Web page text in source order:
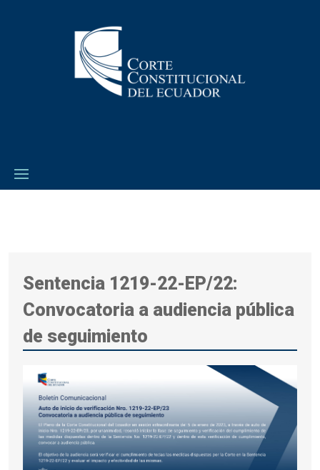
Sentencia 1219-22-EP/22:
Convocatoria a audiencia pública
de seguimiento